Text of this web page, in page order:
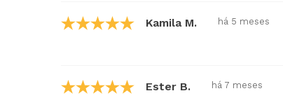
Kamila M. há 5 meses
Ester B. há 7 meses